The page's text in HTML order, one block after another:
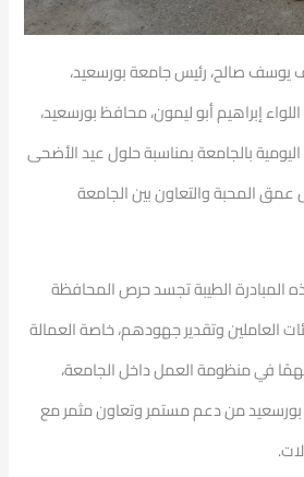
يوسف صالح، رئيس جامعة بورسعيد،
إبراهيم أبو ليمون، محافظ بورسعيد،
بالجامعة بمناسبة حلول عيد الأضحى
المحبة والتعاون بين الجامعة
المبادرة الطيبة تجسد حرص المحافظة
العاملين وتقدير جهودهم، خاصة العمالة
في منظومة العمل داخل الجامعة،
من دعم مستمر وتعاون مثمر مع